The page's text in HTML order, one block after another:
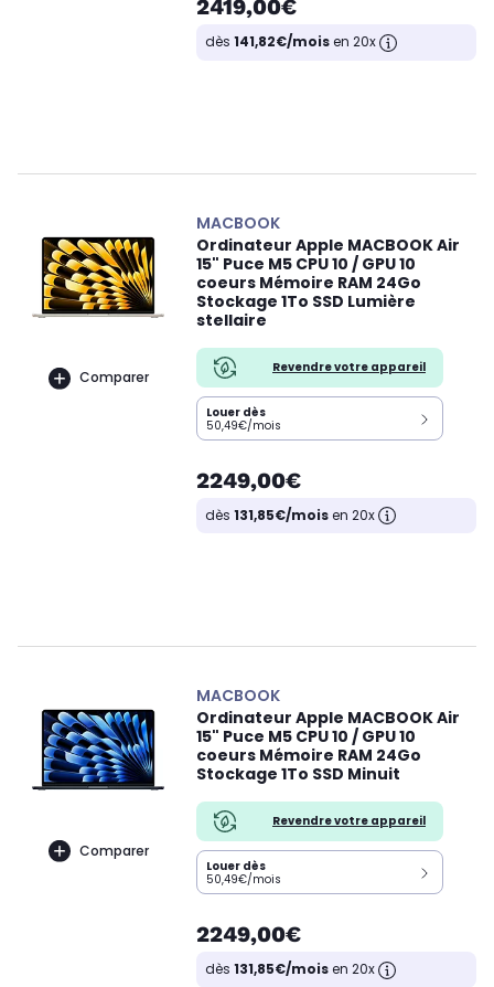
2419,00€
dès 141,82€/moisen 20x
Comparer
MACBOOK
Ordinateur Apple MACBOOK Air
15" Puce M5 CPU 10 / GPU 10
coeurs Mémoire RAM 24Go
Stockage 1To SSD Lumière
stellaire
Revendre votre appareil
Louer dès
50,49€/mois
2249,00€
dès 131,85€/moisen 20x
Comparer
MACBOOK
Ordinateur Apple MACBOOK Air
15" Puce M5 CPU 10 / GPU 10
coeurs Mémoire RAM 24Go
Stockage 1To SSD Minuit
Revendre votre appareil
Louer dès
50,49€/mois
2249,00€
dès 131,85€/moisen 20x